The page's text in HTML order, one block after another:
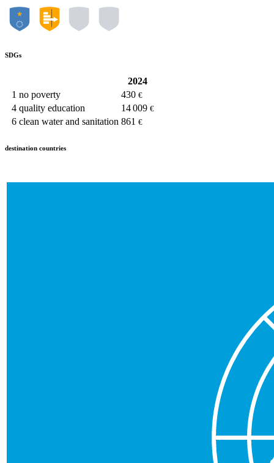
SDGs
2024
1 no poverty 430 €
4 quality education 14 009 €
6 clean water and sanitation 861 €
destination countries